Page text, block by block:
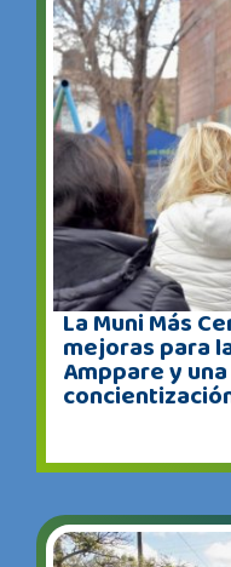
La Muni Más
mejoras para
Amppare y